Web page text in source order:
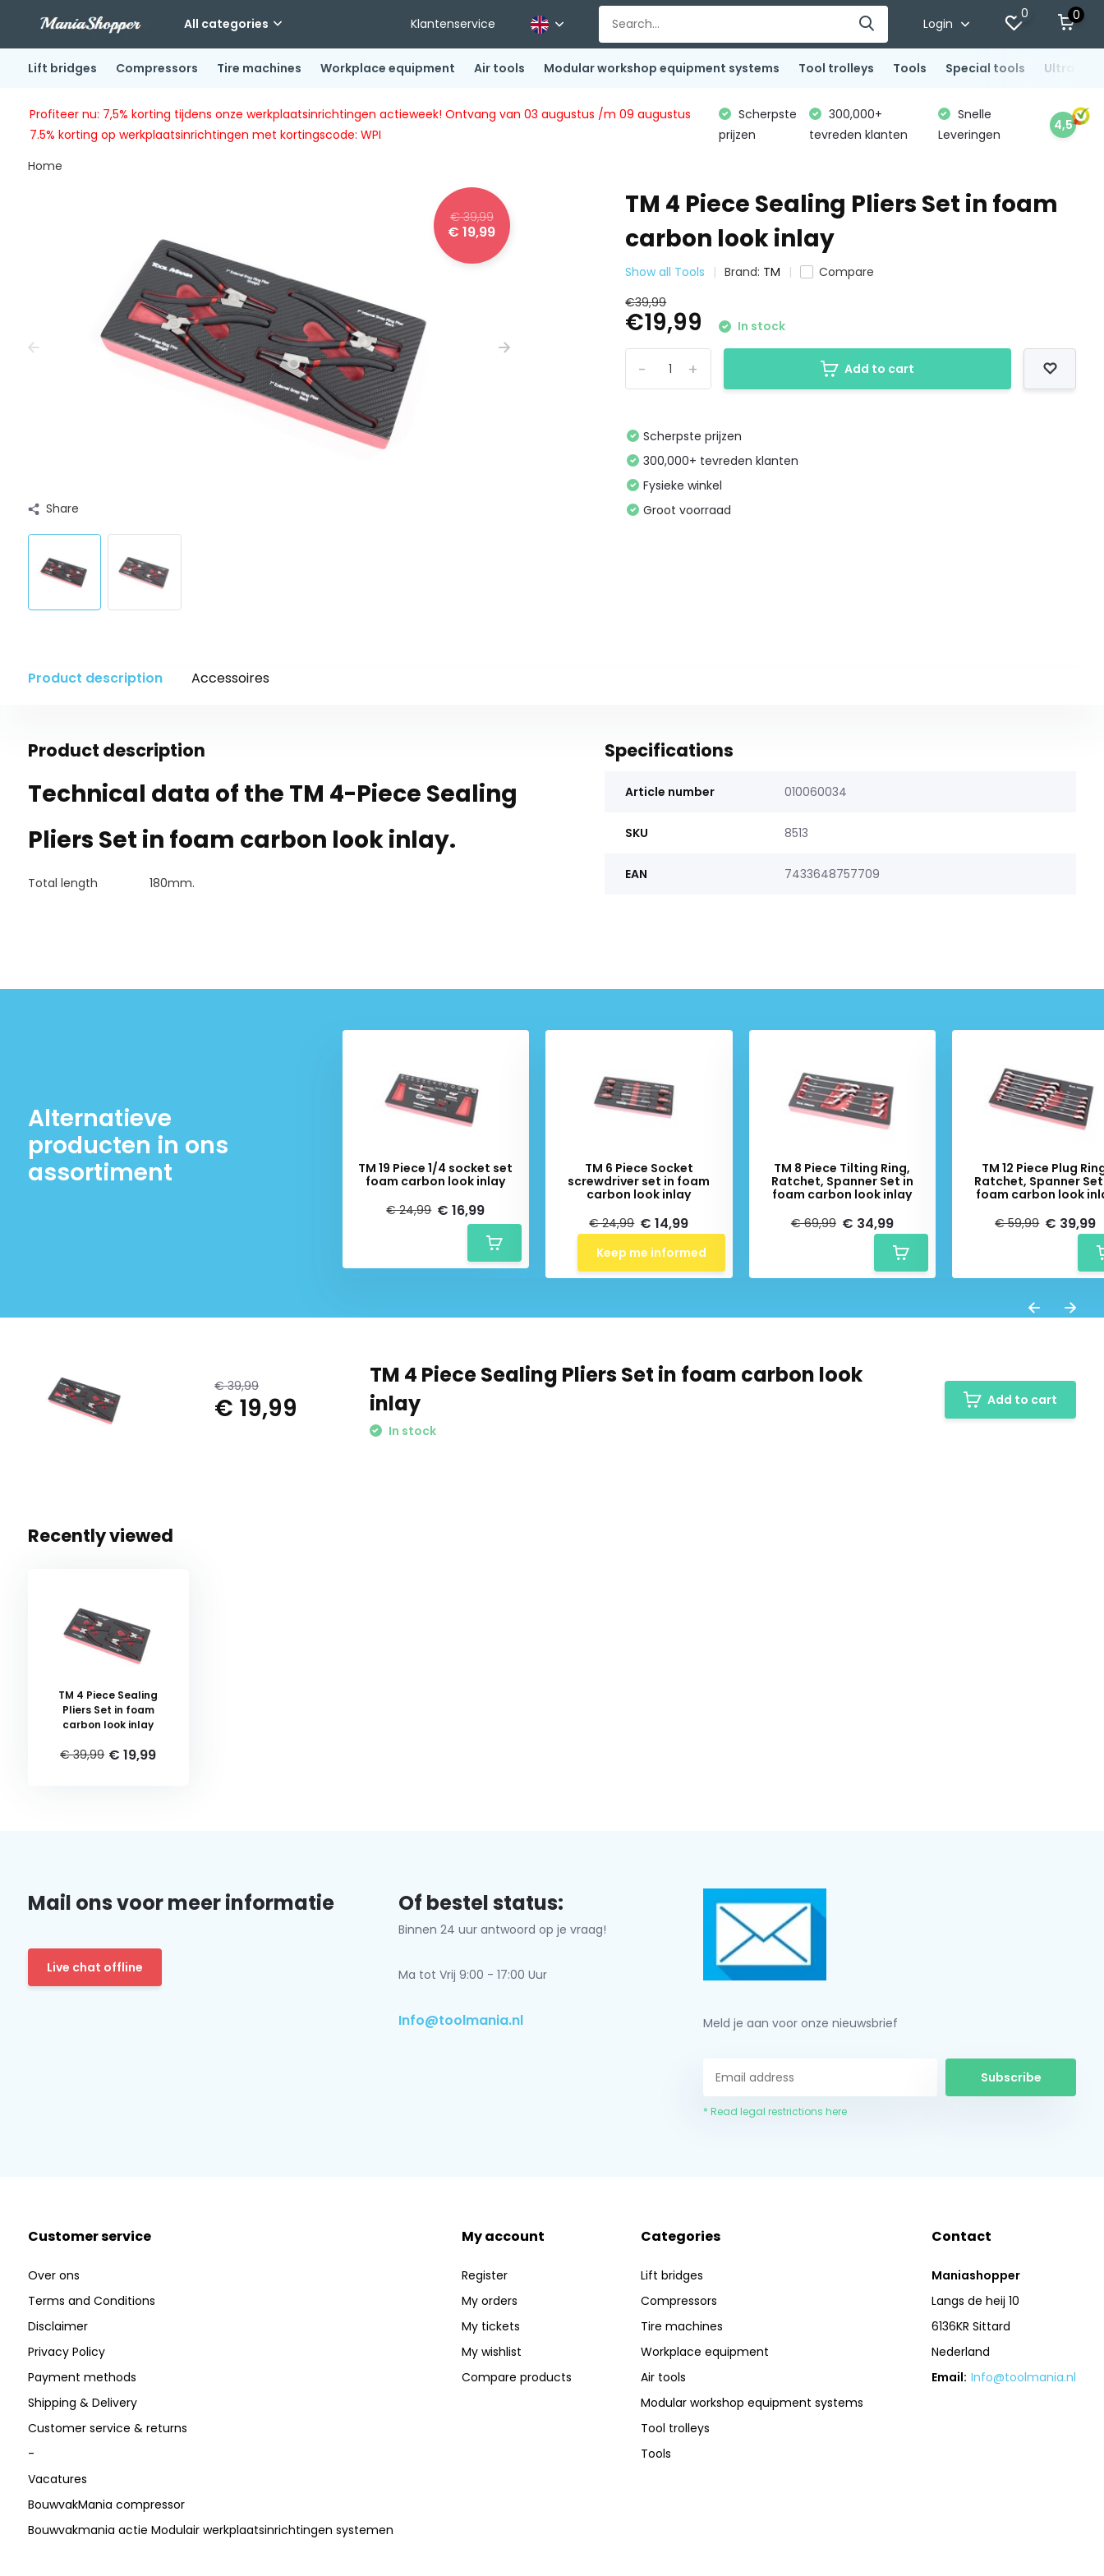
All categories Klantenservice Login
0 0
Lift bridges Compressors Tire machines Workplace equipment Air tools Modular workshop equipment systems Tool trolleys Tools Special tools
Profiteer nu: 7,5% korting tijdens onze werkplaatsinrichtingen actieweek! Ontvang van 03 augustus /m 09 augustus
7.5% korting op werkplaatsinrichtingen met kortingscode: WPI
Scherpste
prijzen
300,000+
tevreden klanten
Snelle
Leveringen
4,5
Home
€ 39,99
€ 19,99
Share
TM 4 Piece Sealing Pliers Set in foam
carbon look inlay
Show all Tools Brand: TM
Compare
€39,99
€19,99 In stock
+
- Add to cart
Scherpste prijzen
300,000+ tevreden klanten
Fysieke winkel
Groot voorraad
Product description Accessoires
Product description
Technical data of the TM 4-Piece Sealing
Pliers Set in foam carbon look inlay.
Total length 180mm.
Specifications
Article number 010060034
SKU 8513
EAN 7433648757709
Alternatieve
producten in ons
assortiment
TM 19 Piece 1/4 socket set
foam carbon look inlay
€ 24,99 € 16,99
TM 6 Piece Socket
screwdriver set in foam
carbon look inlay
€ 24,99 € 14,99
Keep me informed
TM 8 Piece Tilting Ring,
Ratchet, Spanner Set in
foam carbon look inlay
€ 69,99 € 34,99
TM 12 Piece Plug
Ratchet, Spanner
foam carbon look
€ 59,99 € 39,99
€ 39,99
€ 19,99
TM 4 Piece Sealing Pliers Set in foam carbon look
inlay
In stock
Add to cart
Recently viewed
TM 4 Piece Sealing
Pliers Set in foam
carbon look inlay
€ 39,99 € 19,99
Mail ons voor meer informatie
Live chat offline
Of bestel status:
Binnen 24 uur antwoord op je vraag!
Ma tot Vrij 9:00 - 17:00 Uur
Info@toolmania.nl Meld je aan voor onze nieuwsbrief
Subscribe
* Read legal restrictions here
Customer service
Over ons
Terms and Conditions
Disclaimer
Privacy Policy
Payment methods
Shipping & Delivery
Customer service & returns
-
Vacatures
BouwvakMania compressor
Bouwvakmania actie Modulair werkplaatsinrichtingen systemen
My account
Register
My orders
My tickets
My wishlist
Compare products
Categories
Lift bridges
Compressors
Tire machines
Workplace equipment
Air tools
Modular workshop equipment systems
Tool trolleys
Tools
Contact
Maniashopper
Langs de heij 10
6136KR Sittard
Nederland
Email: Info@toolmania.nl